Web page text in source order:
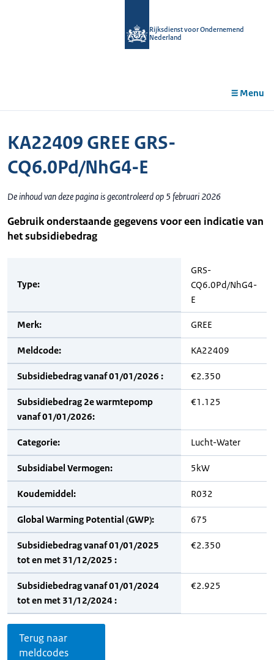
Rijksdienst voor Ondernemend
Nederland
Menu
KA22409 GREE GRS-
CQ6.0Pd/NhG4-E
De inhoud van deze pagina is gecontroleerd op 5 februari 2026
Gebruik onderstaande gegevens voor een indicatie van
het subsidiebedrag
Type:
GRS-
CQ6.0Pd/NhG4-
E
Merk: GREE
Meldcode: KA22409
Subsidiebedrag vanaf 01/01/2026 : €2.350
Subsidiebedrag 2e warmtepomp
vanaf 01/01/2026:
€1.125
Categorie: Lucht-Water
Subsidiabel Vermogen: 5kW
Koudemiddel: R032
Global Warming Potential (GWP): 675
Subsidiebedrag vanaf 01/01/2025
tot en met 31/12/2025 :
€2.350
Subsidiebedrag vanaf 01/01/2024
tot en met 31/12/2024 :
€2.925
Terug naar
meldcodes